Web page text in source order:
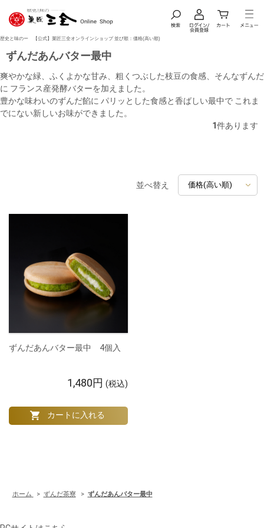
歴史と味のー 【公式】菓匠三全オンラインショップ 並び順：価格(高い順)
ずんだあんバター最中
爽やかな緑、ふくよかな甘み、粗くつぶした枝豆の食感、そんなずんだ
に フランス産発酵バターを加えました。
豊かな味わいのずんだ餡に パリッとした食感と香ばしい最中で これま
でにない新しいお味ができました。
1件あります
並べ替え
ずんだあんバター最中 4個入
1,480円 (税込)
ホーム > ずんだ茶寮 > ずんだあんバター最中